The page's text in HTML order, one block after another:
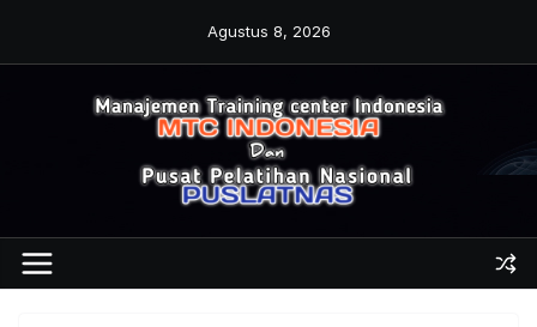
Agustus 8, 2026